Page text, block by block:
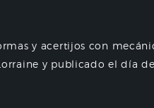
y acertijos con
y publicado el día